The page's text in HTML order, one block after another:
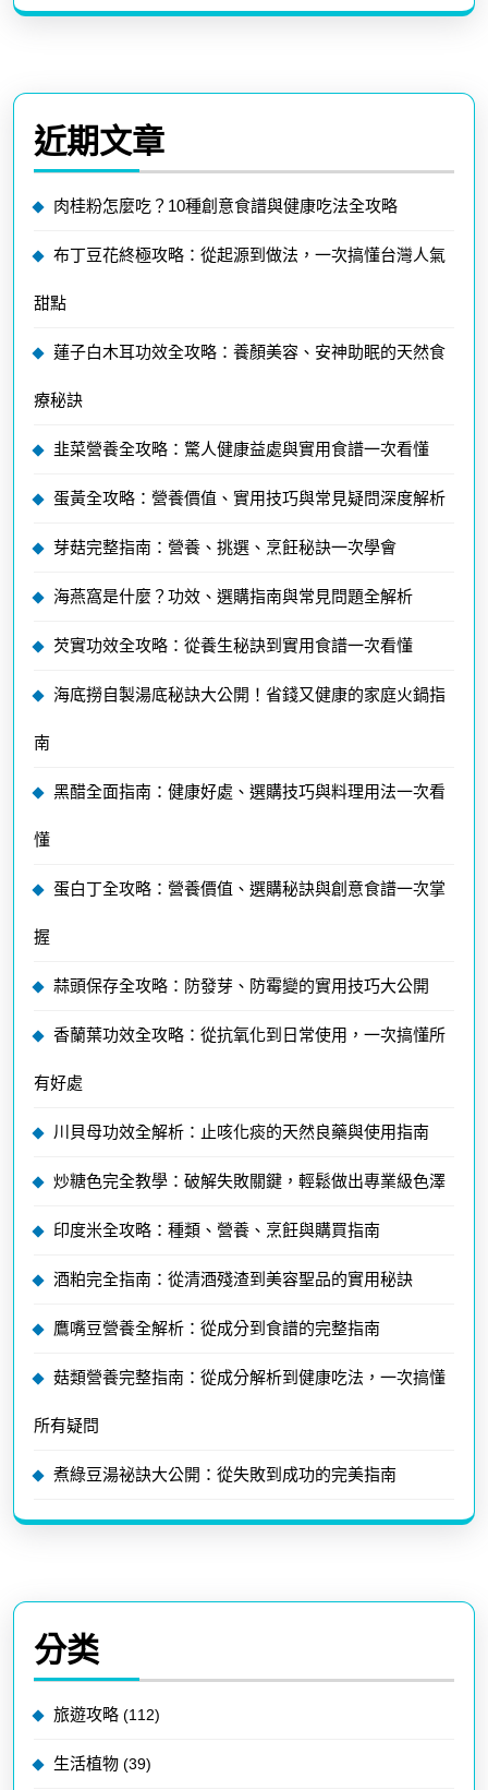
近期文章
肉桂粉怎麼吃？10種創意食譜與健康吃法全攻略
布丁豆花終極攻略：從起源到做法，一次搞懂台灣人氣
甜點
蓮子白木耳功效全攻略：養顏美容、安神助眠的天然食
療秘訣
韭菜營養全攻略：驚人健康益處與實用食譜一次看懂
蛋黃全攻略：營養價值、實用技巧與常見疑問深度解析
芽菇完整指南：營養、挑選、烹飪秘訣一次學會
海燕窩是什麼？功效、選購指南與常見問題全解析
芡實功效全攻略：從養生秘訣到實用食譜一次看懂
海底撈自製湯底秘訣大公開！省錢又健康的家庭火鍋指
南
黑醋全面指南：健康好處、選購技巧與料理用法一次看
懂
蛋白丁全攻略：營養價值、選購秘訣與創意食譜一次掌
握
蒜頭保存全攻略：防發芽、防霉變的實用技巧大公開
香蘭葉功效全攻略：從抗氧化到日常使用，一次搞懂所
有好處
川貝母功效全解析：止咳化痰的天然良藥與使用指南
炒糖色完全教學：破解失敗關鍵，輕鬆做出專業級色澤
印度米全攻略：種類、營養、烹飪與購買指南
酒粕完全指南：從清酒殘渣到美容聖品的實用秘訣
鷹嘴豆營養全解析：從成分到食譜的完整指南
菇類營養完整指南：從成分解析到健康吃法，一次搞懂
所有疑問
煮綠豆湯祕訣大公開：從失敗到成功的完美指南
分类
旅遊攻略 (112)
生活植物 (39)